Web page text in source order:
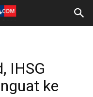
IHSG
ke